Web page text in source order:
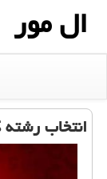
ال مور
انتخاب